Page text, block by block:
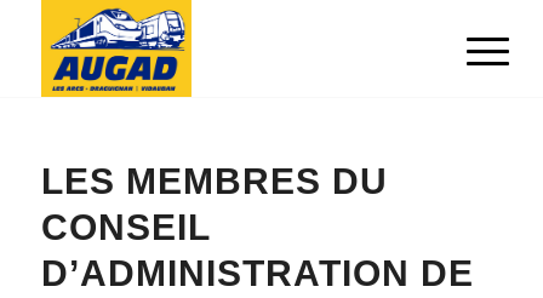
LES MEMBRES DU
CONSEIL
D’ADMINISTRATION DE